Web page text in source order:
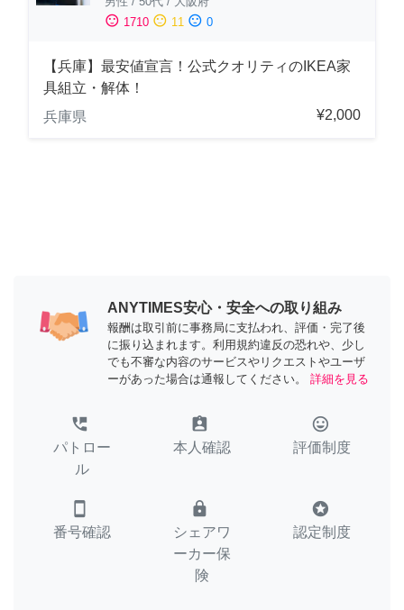
sentiment_satisfied 1710 sentiment_neutral 11 sentiment_dissatisfied 0
【兵庫】最安値宣言！公式クオリティのIKEA家
具組立・解体！
兵庫県
¥2,000
ANYTIMES安心・安全への取り組み
報酬は取引前に事務局に支払われ、評価・完了後
に振り込まれます。利用規約違反の恐れや、少し
でも不審な内容のサービスやリクエストやユーザ
ーがあった場合は通報してください。
詳細を見る
perm_phone_msg
パトロー
ル
assignment_ind
本人確認
tag_faces
評価制度
smartphone
番号確認
lock
シェアワ
ーカー保
険
stars
認定制度